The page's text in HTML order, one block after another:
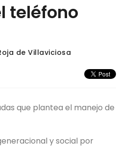
teléfono
de Villaviciosa
que plantea el manejo de
y social por